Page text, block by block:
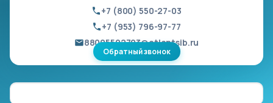
+7 (800) 550-27-03
+7 (953) 796-97-77
88005502703@atlantsib.ru
Обратный звонок